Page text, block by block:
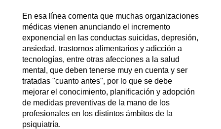
En esa línea comenta que muchas organizaciones
médicas vienen anunciando el incremento
exponencial en las conductas suicidas, depresión,
ansiedad, trastornos alimentarios y adicción a
tecnologías, entre otras afecciones a la salud
mental, que deben tenerse muy en cuenta y ser
tratadas "cuanto antes", por lo que se debe
mejorar el conocimiento, planificación y adopción
de medidas preventivas de la mano de los
profesionales en los distintos ámbitos de la
psiquiatría.